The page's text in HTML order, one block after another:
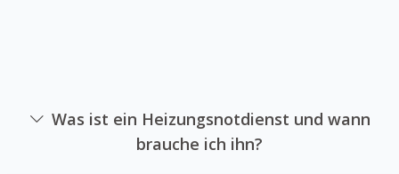
Was ist ein Heizungsnotdienst und wann
brauche ich ihn?